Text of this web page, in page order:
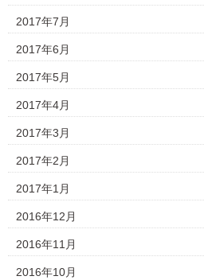
2017年7月
2017年6月
2017年5月
2017年4月
2017年3月
2017年2月
2017年1月
2016年12月
2016年11月
2016年10月